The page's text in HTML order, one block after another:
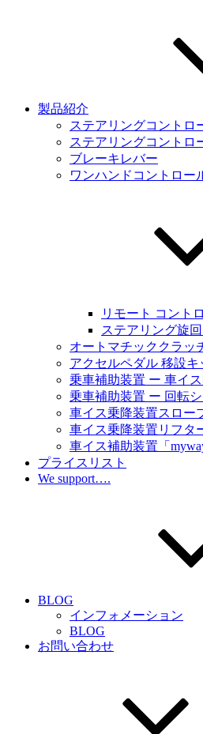
製品紹介
ステアリングコントロ
ステアリングコントロ
ブレーキレバー
ワンハンドコントロー
リモート コント
ステアリング旋
オートマチッククラッ
アクセルペダル 移設キ
乗車補助装置 ー 車イ
乗車補助装置 ー 回転
車イス乗降装置スロー
車イス乗降装置リフタ
車イス補助装置「
プライスリスト
We support….
BLOG
インフォメーション
BLOG
お問い合わせ